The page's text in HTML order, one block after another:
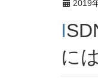
2019
ISDNとINSって何か違うの？今時のビジネスホン
に